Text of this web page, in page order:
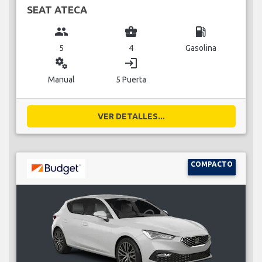
SEAT ATECA
group
5
business_center
4
local_gas_station
Gasolina
miscellaneous_services
Manual
login
5 Puerta
VER DETALLES...
COMPACTO